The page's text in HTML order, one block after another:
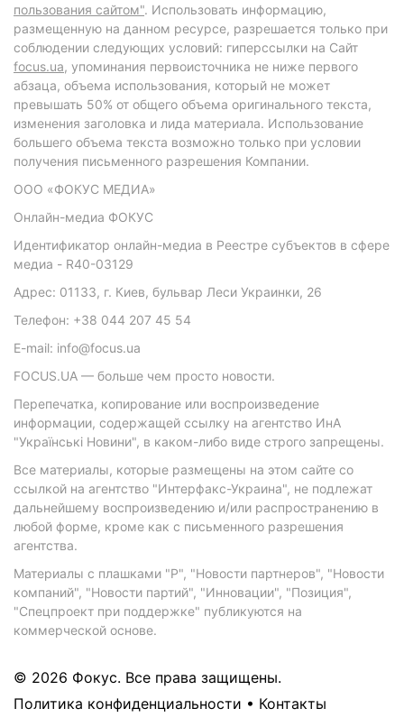
пользования сайтом". Использовать информацию,
размещенную на данном ресурсе, разрешается только при
соблюдении следующих условий: гиперссылки на Сайт
focus.ua, упоминания первоисточника не ниже первого
абзаца, объема использования, который не может
превышать 50% от общего объема оригинального текста,
изменения заголовка и лида материала. Использование
большего объема текста возможно только при условии
получения письменного разрешения Компании.
ООО «ФОКУС МЕДИА»
Онлайн-медиа ФОКУС
Идентификатор онлайн-медиа в Реестре субъектов в сфере
медиа - R40-03129
Адрес: 01133, г. Киев, бульвар Леси Украинки, 26
Телефон: +38 044 207 45 54
E-mail: info@focus.ua
FOCUS.UA — больше чем просто новости.
Перепечатка, копирование или воспроизведение
информации, содержащей ссылку на агентство ИнА
"Українські Новини", в каком-либо виде строго запрещены.
Все материалы, которые размещены на этом сайте со
ссылкой на агентство "Интерфакс-Украина", не подлежат
дальнейшему воспроизведению и/или распространению в
любой форме, кроме как с письменного разрешения
агентства.
Материалы с плашками "Р", "Новости партнеров", "Новости
компаний", "Новости партий", "Инновации", "Позиция",
"Спецпроект при поддержке" публикуются на
коммерческой основе.
© 2026 Фокус. Все права защищены.
Политика конфиденциальности • Контакты